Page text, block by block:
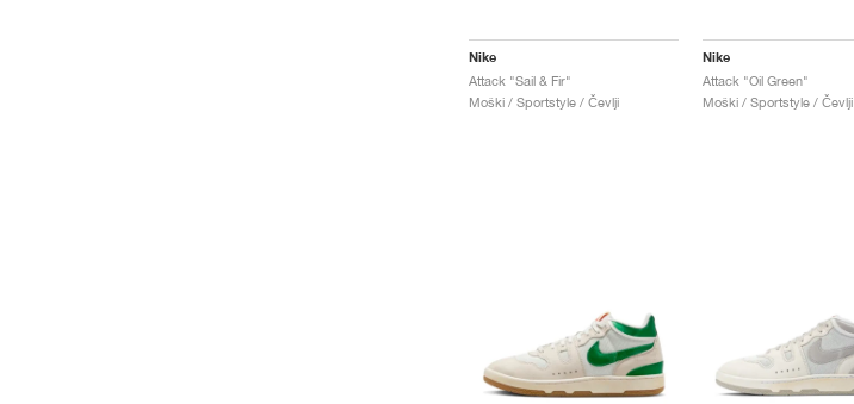
Nike
Attack "Sail & Fir"
Moški / Sportstyle / Čevlji
Nike
Attack "Oil Green"
Moški / Sportstyle / Čevlji